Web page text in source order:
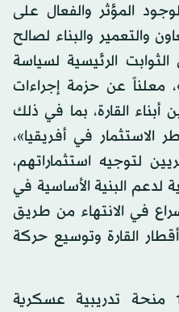
المؤثر والفعال على
والتعمير والبناء لصالح
الثوابت الرئيسية لسياسة
معلناً عن حزمة إجراءات
القارة، بما في ذلك
في أفريقيا»،
لتوجيه استثماراتهم،
البنية الأساسية في
في الانتهاء من طريق
القارة وتوسيع حركة
كما أعلن عن توفير 100 منحة تدريبية عسكرية